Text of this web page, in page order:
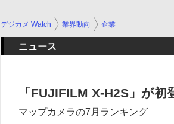
デジカメ Watch 業界動向 企業
ニュース
「FUJIFILM X-H2S」が
マップカメラの7月ランキング